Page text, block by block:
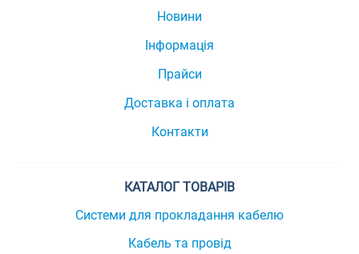
Новини
Інформація
Прайси
Доставка і оплата
Контакти
КАТАЛОГ ТОВАРІВ
Системи для прокладання кабелю
Кабель та провід